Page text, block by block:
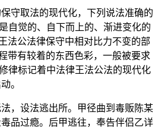
取法的现代化，下列说法准确的
自觉的、自下而上的、渐进变化的
法公法律保守中相对比力不变的部
带有较着的东西色彩，一般被要求
律标记着中法律王法公法的现代化
。
设法逃出所。甲径曲到毒贩陈某
品过瘾。后甲逃往，奉告伴侣乙详